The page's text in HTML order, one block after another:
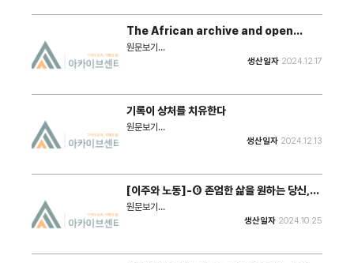
기 위해 새로운 홍보 영상을 배포했다. 5분 분량의 이 영
상은 직지와 택견을 각각 금속활자 인쇄술과 스포츠 철
학이라는 두 축에서 다루며, 유산이 지닌 의미와 세계사
적 위상을 전달하고자 제작됐다.
The African archive and open
access
원문보기
: https://www.news.uct.ac.za/article/-2024-
research and emphasise the importance of
the substantive content and purpose of that
research. Accessibility alone may not be
sufficient without ensuring the relevant,
value and purpose of research which should
address systemic inequities particularly for
생산일자 2024.12.17
기록이 상처를 치유한다
원문보기
: https://www.ijejutoday.com/news/articleView.html?
진다. 인류의 모든 활동은 기실 기록활동이며, 인류는 기
록을 통해 의미를 생산하며 세상과 관계 맺었고 갈 길을
만들어왔다.
생산일자 2024.12.13
[이주와 노동]-① 존엄한 삶을 원하는 당신,
나, 우리는, 이주민은 누구인가?
원문보기
: https://www.eroun.net/news/articleView.html?
기 전에는 알 수 없는 것들이 대단히 많다.
생산일자 2024.10.25